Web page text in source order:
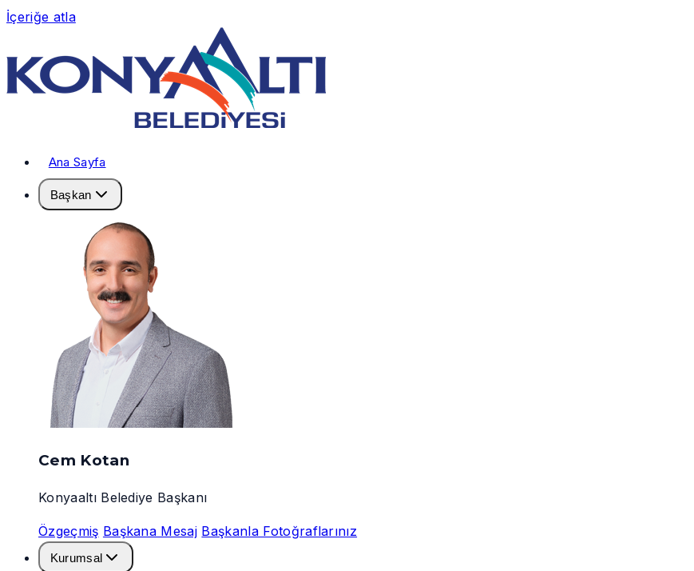
İçeriğe atla
Ana Sayfa
Başkan
Cem Kotan
Konyaaltı Belediye Başkanı
Özgeçmiş Başkana Mesaj Başkanla Fotoğraflarınız
Kurumsal